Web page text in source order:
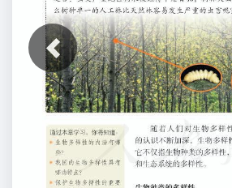
上一张